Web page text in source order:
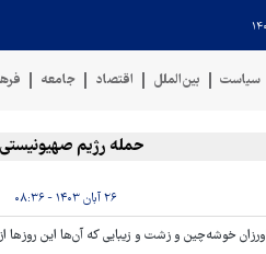
سیاست بین‌الملل اقتصاد جامعه
حمله رژیم صهیونیستی به
۲۶ آبان ۱۴۰۳ - ۰۸:۳۶
خوشه‌چین و زشت و زیبایی که آن‌ها این روزها